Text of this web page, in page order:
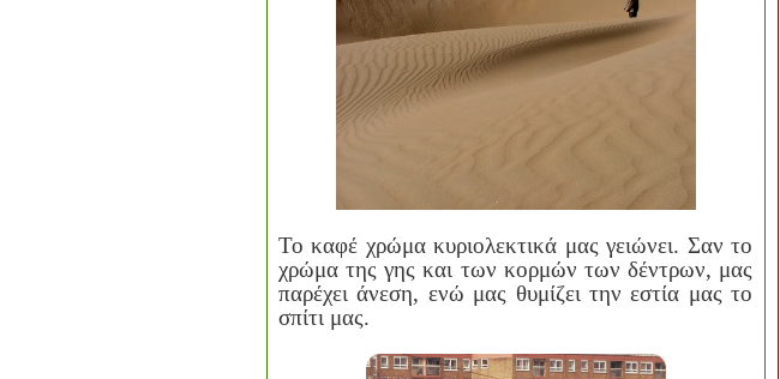
Το καφέ χρώμα κυριολεκτικά μας γειώνει. Σαν το
χρώμα της γης και των κορμών των δέντρων, μας
παρέχει άνεση, ενώ μας θυμίζει την εστία μας το
σπίτι μας.